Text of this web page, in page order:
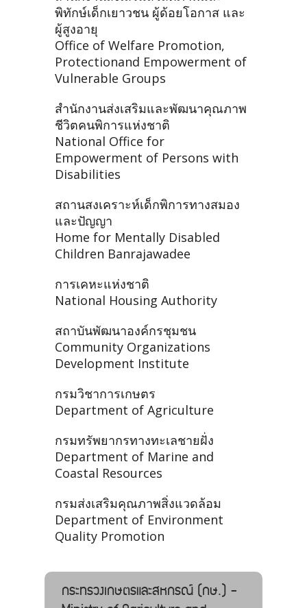
พิทักษ์เด็กเยาวชน ผู้ด้อยโอกาส และ
ผู้สูงอายุ
Office of Welfare Promotion,
Protectionand Empowerment of
Vulnerable Groups
สำนักงานส่งเสริมและพัฒนาคุณภาพ
ชีวิตคนพิการแห่งชาติ
National Office for
Empowerment of Persons with
Disabilities
สถานสงเคราะห์เด็กพิการทางสมอง
และปัญญา
Home for Mentally Disabled
Children Banrajawadee
การเคหะแห่งชาติ
National Housing Authority
สถาบันพัฒนาองค์กรชุมชน
Community Organizations
Development Institute
กรมวิชาการเกษตร
Department of Agriculture
กรมทรัพยากรทางทะเลชายฝั่ง
Department of Marine and
Coastal Resources
กรมส่งเสริมคุณภาพสิ่งแวดล้อม
Department of Environment
Quality Promotion
กระทรวงเกษตรและสหกรณ์ (กษ.) -